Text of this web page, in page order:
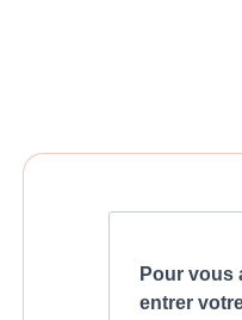
Pour vous
entrer